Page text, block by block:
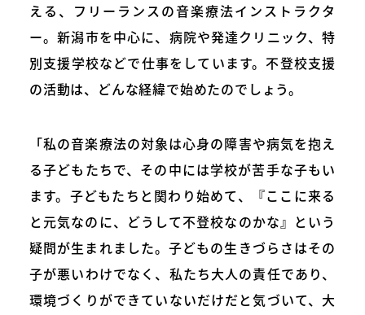
える、フリーランスの音楽療法インストラクタ
ー。新潟市を中心に、病院や発達クリニック、特
別支援学校などで仕事をしています。不登校支援
の活動は、どんな経緯で始めたのでしょう。
「私の音楽療法の対象は心身の障害や病気を抱え
る子どもたちで、その中には学校が苦手な子もい
ます。子どもたちと関わり始めて、『ここに来る
と元気なのに、どうして不登校なのかな』という
疑問が生まれました。子どもの生きづらさはその
子が悪いわけでなく、私たち大人の責任であり、
環境づくりができていないだけだと気づいて、大